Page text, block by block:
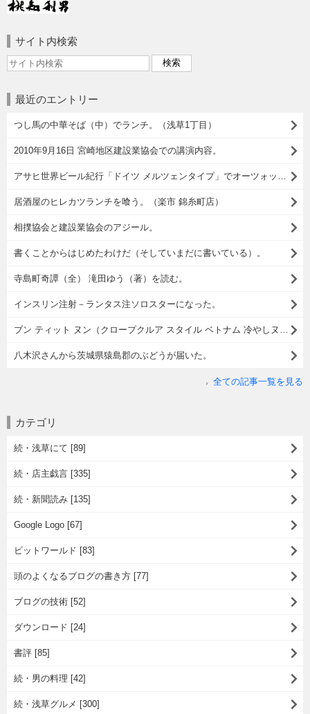
サイト内検索
最近のエントリー
つし馬の中華そば（中）でランチ。（浅草1丁目）
2010年9月16日 宮崎地区建設業協会での講演内容。
アサヒ世界ビール紀行「ドイツ メルツェンタイプ」でオーツォップフト イズ！
居酒屋のヒレカツランチを喰う。（楽市 錦糸町店）
相撲協会と建設業協会のアジール。
書くことからはじめたわけだ（そしていまだに書いている）。
寺島町奇譚（全） 滝田ゆう（著）を読む。
インスリン注射－ランタス注ソロスターになった。
ブン ティット ヌン（クロープクルア スタイル ベトナム 冷やしヌードル）でランチ。
八木沢さんから茨城県猿島郡のぶどうが届いた。
全ての記事一覧を見る
カテゴリ
続・浅草にて [89]
続・店主戯言 [335]
続・新聞読み [135]
Google Logo [67]
ビットワールド [83]
頭のよくなるブログの書き方 [77]
ブログの技術 [52]
ダウンロード [24]
書評 [85]
続・男の料理 [42]
続・浅草グルメ [300]